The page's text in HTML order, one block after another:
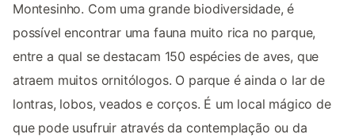
Montesinho. Com uma grande biodiversidade, é
possível encontrar uma fauna muito rica no parque,
entre a qual se destacam 150 espécies de aves, que
atraem muitos ornitólogos. O parque é ainda o lar de
lontras, lobos, veados e corços. É um local mágico de
que pode usufruir através da contemplação ou da